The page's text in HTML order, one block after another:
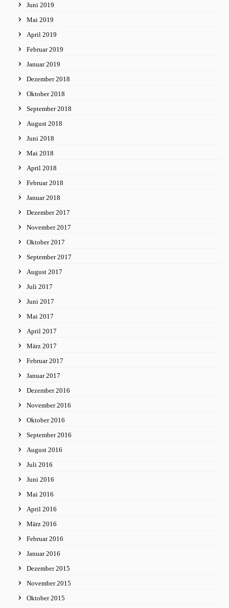
Juni 2019
Mai 2019
April 2019
Februar 2019
Januar 2019
Dezember 2018
Oktober 2018
September 2018
August 2018
Juni 2018
Mai 2018
April 2018
Februar 2018
Januar 2018
Dezember 2017
November 2017
Oktober 2017
September 2017
August 2017
Juli 2017
Juni 2017
Mai 2017
April 2017
März 2017
Februar 2017
Januar 2017
Dezember 2016
November 2016
Oktober 2016
September 2016
August 2016
Juli 2016
Juni 2016
Mai 2016
April 2016
März 2016
Februar 2016
Januar 2016
Dezember 2015
November 2015
Oktober 2015